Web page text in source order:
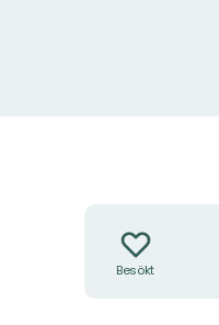
Besökt